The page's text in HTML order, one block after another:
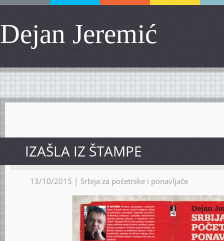
Dejan Jeremić
IZAŠLA IZ ŠTAMPE
13/10/2015 | Srbija za početnike i ponavljače